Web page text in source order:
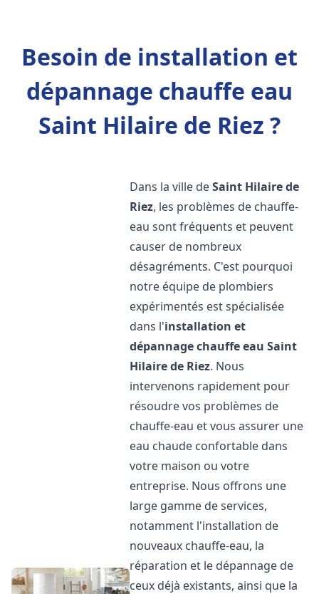
Besoin de installation et
dépannage chauffe eau
Saint Hilaire de Riez ?
Dans la ville deSaint Hilaire de
Riez, les problèmes de chauffe-
eau sont fréquents et peuvent
causer de nombreux
désagréments. C'est pourquoi
notre équipe de plombiers
expérimentés est spécialisée
dans l'installation et
dépannage chauffe eau Saint
Hilaire de Riez. Nous
intervenons rapidement pour
résoudre vos problèmes de
chauffe-eau et vous assurer une
eau chaude confortable dans
votre maison ou votre
entreprise. Nous offrons une
large gamme de services,
notamment l'installation de
nouveaux chauffe-eau, la
réparation et le dépannage de
ceux déjà existants, ainsi que la